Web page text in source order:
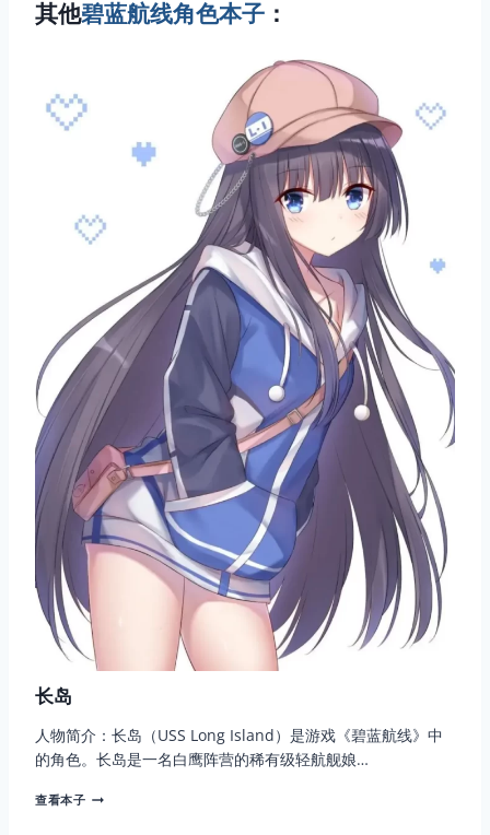
其他碧蓝航线角色本子 ：
长岛
人物简介：长岛（USS Long Island）是游戏《碧蓝航线》中
的角色。长岛是一名白鹰阵营的稀有级轻航舰娘…
查看本子长